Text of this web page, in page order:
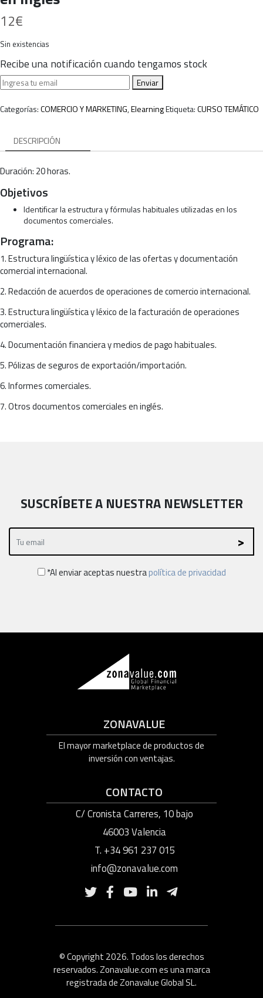
12€
Sin existencias
Recibe una notificación cuando tengamos stock
Enviar
Categorías:COMERCIO Y MARKETING,ElearningEtiqueta:CURSO TEMÁTICO
DESCRIPCIÓN
Duración: 20 horas.
Objetivos
Identificar la estructura y fórmulas habituales utilizadas en los
documentos comerciales.
Programa:
1. Estructura lingüística y léxico de las ofertas y documentación
comercial internacional.
2. Redacción de acuerdos de operaciones de comercio internacional.
3. Estructura lingüística y léxico de la facturación de operaciones
comerciales.
4. Documentación financiera y medios de pago habituales.
5. Pólizas de seguros de exportación/importación.
6. Informes comerciales.
7. Otros documentos comerciales en inglés.
SUSCRÍBETE A NUESTRA NEWSLETTER
*Al enviar aceptas nuestrapolítica de privacidad
ZONAVALUE
El mayor marketplace de productos de
inversión con ventajas.
CONTACTO
C/ Cronista Carreres, 10 bajo
46003 Valencia
T. +34 961 237 015
info@zonavalue.com
© Copyright 2026. Todos los derechos
reservados. Zonavalue.com es una marca
registrada de Zonavalue Global SL.